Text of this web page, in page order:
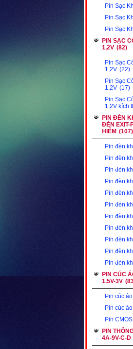
Pin Sạc
Pin Sạc
Pin Sạc
PIN SẠC
1,2V (82)
Pin Sạc
1,2V (22)
Pin Sạc
1,2V (17)
Pin Sạc
1,2V kích
PIN ĐÈN
ĐÈN EXIT-
HIỂM (107)
Pin đèn
Pin đèn
Pin đèn
Pin đèn
Pin đèn
Pin đèn
Pin đèn
Pin đèn
Pin đèn
Pin đèn
Pin đèn
PIN CÚC
1.5V-3V
Pin cúc
Pin cúc
Pin CMOS
PIN
4A-9V-C-D